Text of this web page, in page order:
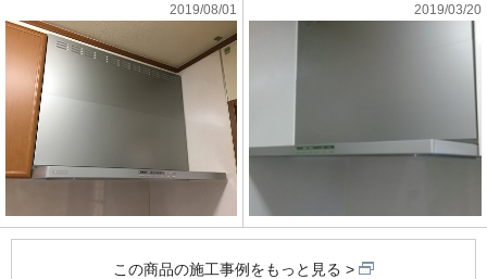
2019/08/01 2019/03/20
この商品の施工事例をもっと見る